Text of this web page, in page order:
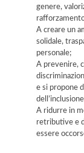
genere,
A creare un
solidale,
personale;
A prevenire,
e si propone
A ridurre in
retributive e
essere